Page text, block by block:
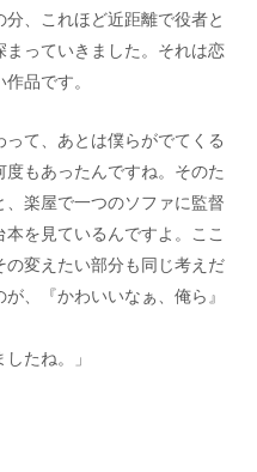
、これほど近距離で役者と
っていきました。それは恋
品です。
て、あとは僕らがでてくる
もあったんですね。そのた
楽屋で一つのソファに監督
を見ているんですよ。ここ
変えたい部分も同じ考えだ
、『かわいいなぁ、俺ら』
たね。」